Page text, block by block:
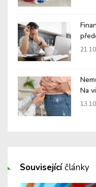
Na
Souvisejícíčlánky